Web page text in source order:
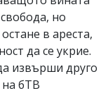
но
в ареста,
да се укрие.
извърши друго
бТВ